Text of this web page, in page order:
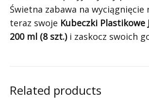
Świetna zabawa na wyciągnięcie
teraz swoje Kubeczki Plastikowe
200 ml (8 szt.)i zaskocz swoich
Related products